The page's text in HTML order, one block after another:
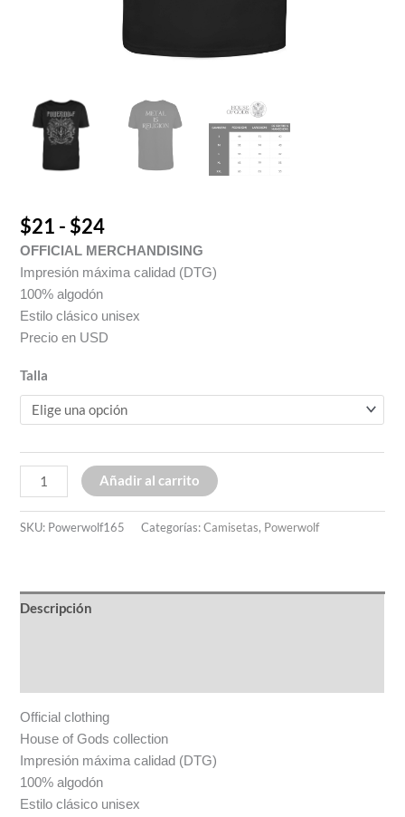
$21 - $24
OFFICIAL MERCHANDISING
Impresión máxima calidad (DTG)
100% algodón
Estilo clásico unisex
Precio en USD
Talla
Añadir al carrito
SKU: Powerwolf165 Categorías:Camisetas, Powerwolf
Descripción
Official clothing
House of Gods collection
Impresión máxima calidad (DTG)
100% algodón
Estilo clásico unisex